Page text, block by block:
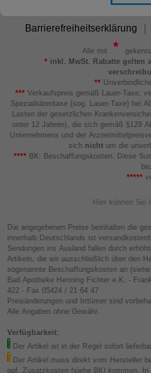
Barrierefreiheitserklärung
Alle mit
*inkl. MwSt. Rabatte gelten
**
*** Verkaufspreis gemäß Lauer-Taxe;
Spezialitätentaxe (sog. Lauer-Taxe) bei
Lasten der gesetzlichen
unter 12 Jahren), die sich gemäß §129
Unternehmens und der
sich nicht um die
****BK: Beschaffungskosten. Diese
*****
Hier können Sie
Die angegebenen Preise beinhalten die
innerhalb Deutschlands ist
Sendungen ins Ausland fallen durch
Artikeln, die wir ausschließlich über den
sogenannte Beschaffungskosten an (siehe
Bad Apotheke Henning Fichter e.K. -
422 - Fax 05424 / 21 64 47
Preisänderungen und Irrtümer sind
Alle Angaben ohne Gewähr.
Verfügbarkeit:
Der Artikel ist in der Regel sofort
Der Artikel muss direkt vom Hersteller
ggf. Zusatzkosten (siehe BK) kommen.